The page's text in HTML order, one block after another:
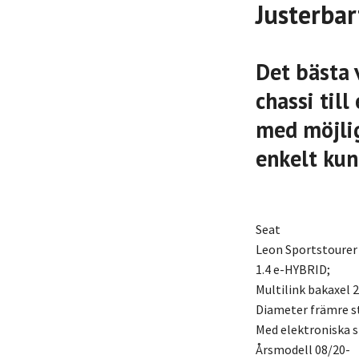
Det bästa
chassi till
med
enkelt
Seat
Leon Sportstourer
1.4 e-HYBRID;
Multilink bakaxel
Diameter främre
Med elektroniska
Årsmodell 08/20-